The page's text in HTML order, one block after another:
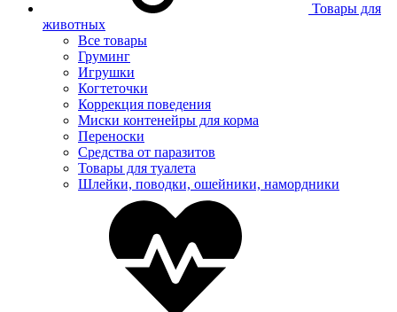
Товары для
животных
Все товары
Груминг
Игрушки
Когтеточки
Коррекция поведения
Миски контенейры для корма
Переноски
Средства от паразитов
Товары для туалета
Шлейки, поводки, ошейники, намордники